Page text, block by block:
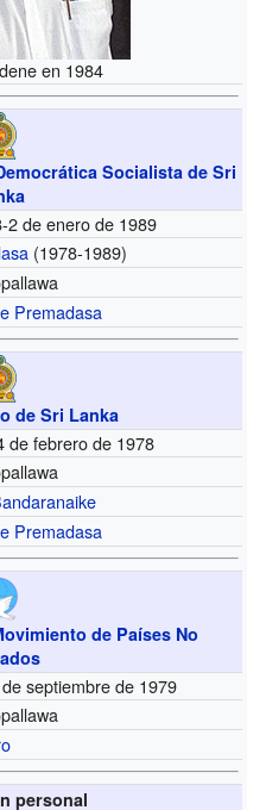
en 1984
Socialista de Sri
2 de enero de 1989
(1978-1989)
Premadasa
de Sri Lanka
de febrero de 1978
Premadasa
de Países No
septiembre de 1979
personal